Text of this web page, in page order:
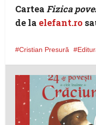
CarteaFizica
de la elefant.ro
Cristian Presură